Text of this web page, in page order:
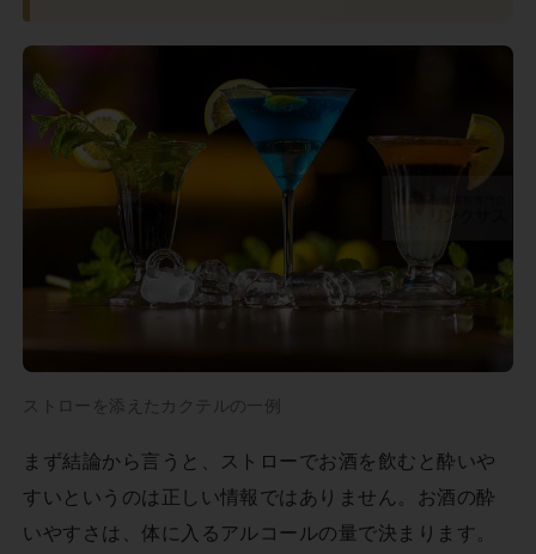
ストローを添えたカクテルの一例
まず結論から言うと、ストローでお酒を飲むと酔いや
すいというのは正しい情報ではありません。お酒の酔
いやすさは、体に入るアルコールの量で決まります。